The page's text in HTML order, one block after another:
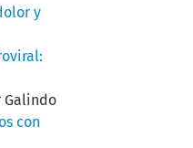
y
Galindo
con